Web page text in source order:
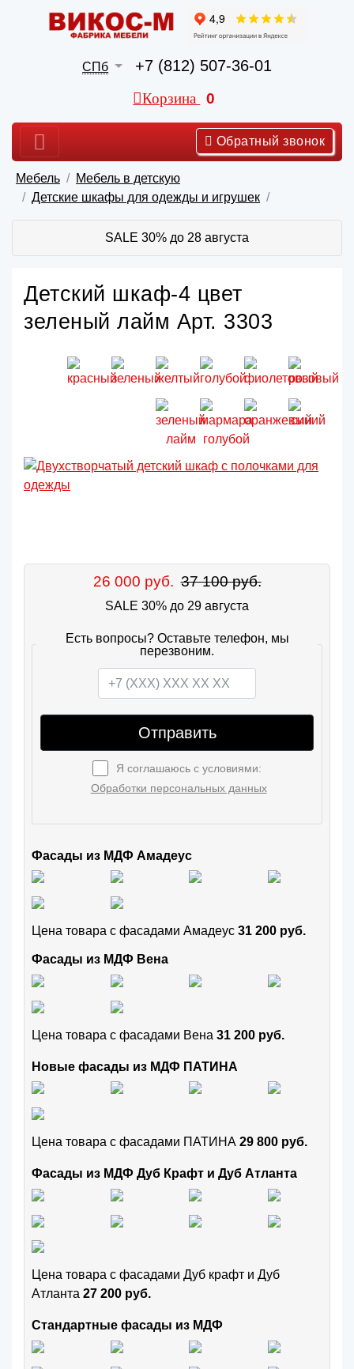
СПб +7 (812) 507-36-01
Корзина 0
Обратный звонок
Мебель
Мебель в детскую
Детские шкафы для одежды и игрушек
SALE 30% до 28 августа
Детский шкаф-4 цвет
зеленый лайм Арт. 3303
26 000 руб. 37 100 руб.
SALE 30% до 29 августа
Есть вопросы? Оставьте телефон, мы
перезвоним.
Отправить
Я соглашаюсь с условиями:
Обработки персональных данных
Фасады из МДФ Амадеус
Цена товара с фасадами Амадеус 31 200 руб.
Фасады из МДФ Вена
Цена товара с фасадами Вена 31 200 руб.
Новые фасады из МДФ ПАТИНА
Цена товара с фасадами ПАТИНА 29 800 руб.
Фасады из МДФ Дуб Крафт и Дуб Атланта
Цена товара с фасадами Дуб крафт и Дуб
Атланта 27 200 руб.
Стандартные фасады из МДФ